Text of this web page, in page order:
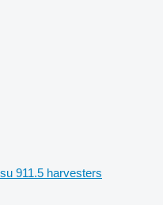
911.5 harvesters